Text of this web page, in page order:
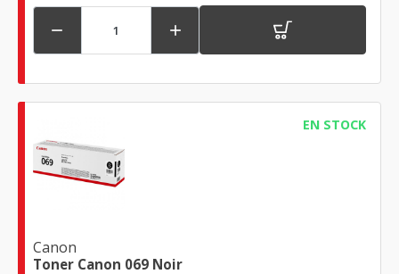
 
EN STOCK
Canon
Toner Canon 069 Noir